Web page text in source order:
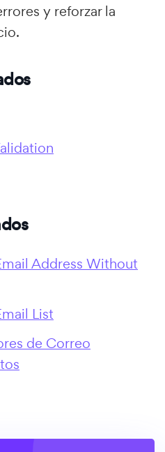
y reforzar la
Address Without
List
de Correo